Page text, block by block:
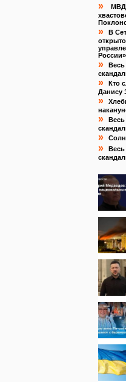
»
МВД
»
В
России»
»
Весь
»
Кто
Данису
»
»
Весь
»
»
Весь